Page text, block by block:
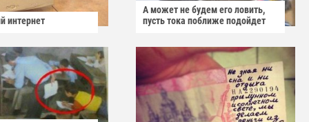
интернет
А может не будем его ловить,
пусть тока поближе подойдет